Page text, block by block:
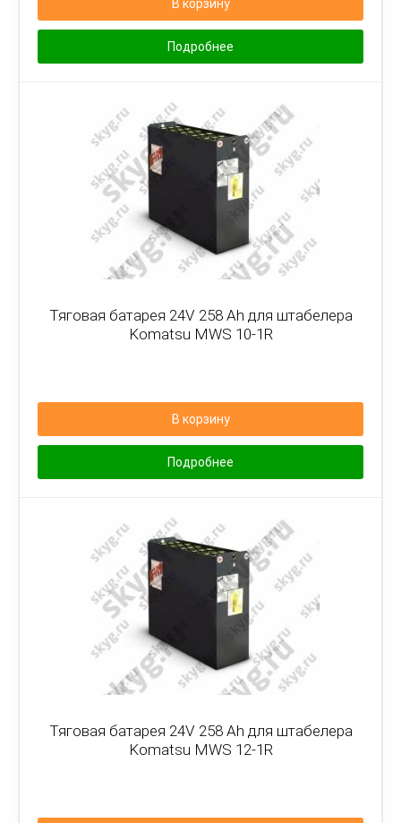
В корзину
Подробнее
Тяговая батарея 24V 258 Ah для штабелера
Komatsu MWS 10-1R
В корзину
Подробнее
Тяговая батарея 24V 258 Ah для штабелера
Komatsu MWS 12-1R